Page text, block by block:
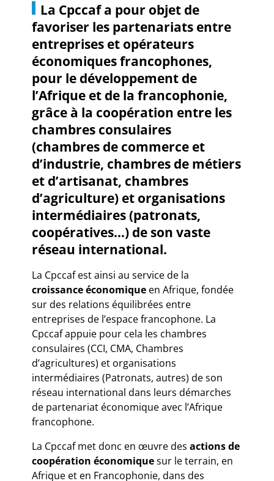
La Cpccaf a pour objet de
favoriser les partenariats entre
entreprises et opérateurs
économiques francophones,
pour le développement de
l’Afrique et de la francophonie,
grâce à la coopération entre les
chambres consulaires
(chambres de commerce et
d’industrie, chambres de métiers
et d’artisanat, chambres
d’agriculture) et organisations
intermédiaires (patronats,
coopératives…) de son vaste
réseau international.
La Cpccaf est ainsi au service de la
croissance économique en Afrique, fondée
sur des relations équilibrées entre
entreprises de l’espace francophone. La
Cpccaf appuie pour cela les chambres
consulaires (CCI, CMA, Chambres
d’agricultures) et organisations
intermédiaires (Patronats, autres) de son
réseau international dans leurs démarches
de partenariat économique avec l’Afrique
francophone.
La Cpccaf met donc en œuvre desactions de
coopération économiquesur le terrain, en
Afrique et en Francophonie, dans des